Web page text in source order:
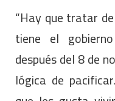
“Hay que tratar
tiene el
después del 8 de
lógica de